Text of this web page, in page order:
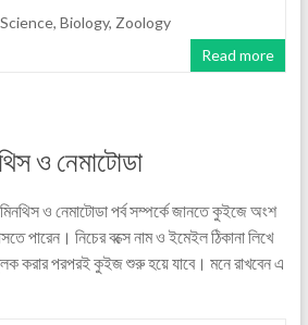
, Biology, Zoology
Read more
ও নেমাটোডা
ও নেমাটোডা পর্ব সম্পর্কে জানতে কুইজে অংশ
পারেন। নিচের বক্সে নাম ও ইমেইল ঠিকানা লিখে
করার পরপরই কুইজ শুরু হয়ে যাবে। মনে রাখবেন এ